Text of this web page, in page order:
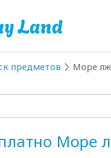
предметов Море
Море